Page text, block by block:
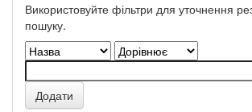
Використовуйте фільтри для уточнення
пошуку.